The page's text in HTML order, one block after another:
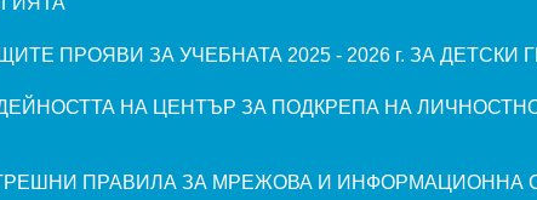
ПРОЯВИ ЗА УЧЕБНАТА 2025 - 2026 г. ЗА
НА ЦЕНТЪР ЗА ПОДКРЕПА НА
ПРАВИЛА ЗА МРЕЖОВА И ИНФОРМАЦИОННА